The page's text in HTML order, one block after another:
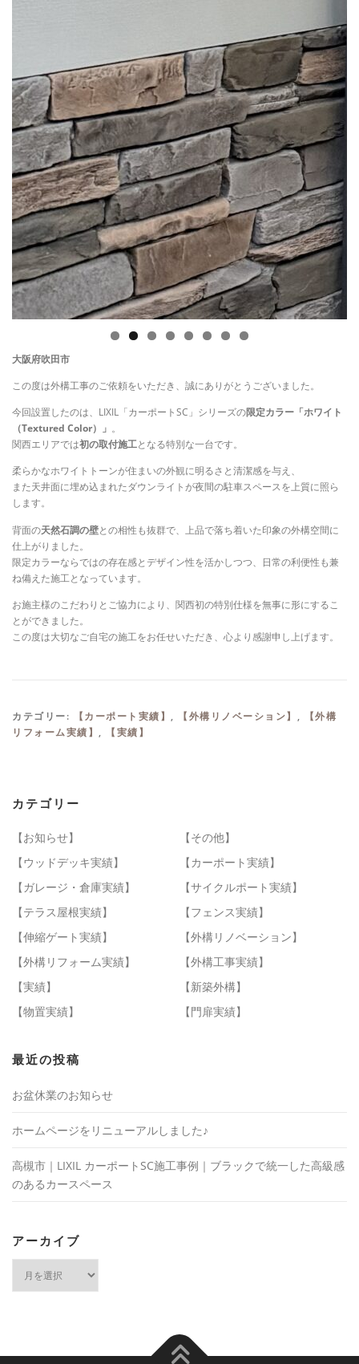
大阪府吹田市
この度は外構工事のご依頼をいただき、誠にありがとうございました。
今回設置したのは、LIXIL「カーポートSC」シリーズの限定カラー「ホワイト
（Textured Color）」 。
関西エリアでは初の取付施工となる特別な一台です。
柔らかなホワイトトーンが住まいの外観に明るさと清潔感を与え、
また天井面に埋め込まれたダウンライトが夜間の駐車スペースを上質に照ら
します。
背面の天然石調の壁との相性も抜群で、上品で落ち着いた印象の外構空間に
仕上がりました。
限定カラーならではの存在感とデザイン性を活かしつつ、日常の利便性も兼
ね備えた施工となっています。
お施主様のこだわりとご協力により、関西初の特別仕様を無事に形にするこ
とができました。
この度は大切なご自宅の施工をお任せいただき、心より感謝申し上げます。
カテゴリー: 【カーポート実績】 , 【外構リノベーション】 ,
【外構
リフォーム実績】 , 【実績】
カテゴリー
【お知らせ】
【その他】
【ウッドデッキ実績】
【カーポート実績】
【ガレージ・倉庫実績】
【サイクルポート実績】
【テラス屋根実績】
【フェンス実績】
【伸縮ゲート実績】
【外構リノベーション】
【外構リフォーム実績】
【外構工事実績】
【実績】
【新築外構】
【物置実績】
【門扉実績】
最近の投稿
お盆休業のお知らせ
ホームページをリニューアルしました♪
高槻市｜LIXIL カーポートSC施工事例｜ブラックで統一した高級感
のあるカースペース
アーカイブ